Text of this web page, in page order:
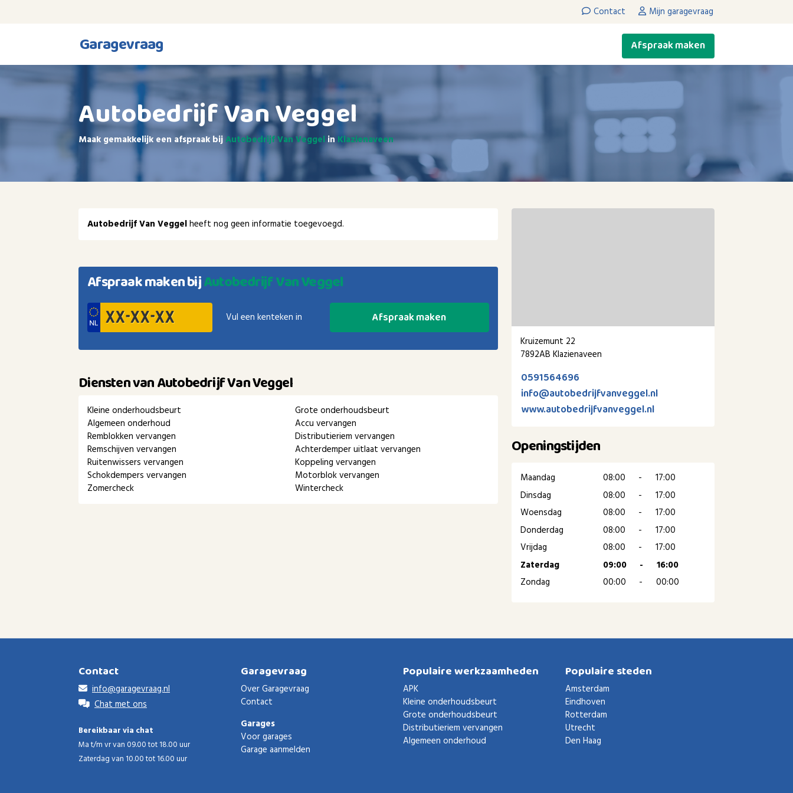
Contact Mijn garagevraag
Garagevraag Afspraak maken
Autobedrijf Van Veggel
Maak gemakkelijk een afspraak bijAutobedrijf Van Veggel in Klazienaveen
Autobedrijf Van Veggelheeft nog geen informatie toegevoegd.
Afspraak maken bijAutobedrijf Van Veggel
Vul een kenteken in Afspraak maken
Diensten van Autobedrijf Van Veggel
Kleine onderhoudsbeurt
Grote onderhoudsbeurt
Algemeen onderhoud
Accu vervangen
Remblokken vervangen
Distributieriem vervangen
Remschijven vervangen
Achterdemper uitlaat vervangen
Ruitenwissers vervangen
Koppeling vervangen
Schokdempers vervangen
Motorblok vervangen
Zomercheck
Wintercheck
Kruizemunt 22
7892AB Klazienaveen
0591564696
info@autobedrijfvanveggel.nl
www.autobedrijfvanveggel.nl
Openingstijden
Maandag 08:00 -
17:00
Dinsdag
08:00 -
17:00
Woensdag
08:00 -
17:00
Donderdag
08:00 -
17:00
Vrijdag
08:00 -
17:00
Zaterdag
09:00 -
16:00
Zondag
00:00 - 00:00
Contact
info@garagevraag.nl
Chat met ons
Bereikbaar via chat
Ma t/m vr van 09.00 tot 18.00 uur
Zaterdag van 10.00 tot 16.00 uur
Garagevraag
Over Garagevraag
Contact
Garages
Voor garages
Garage aanmelden
Populaire werkzaamheden
APK
Kleine onderhoudsbeurt
Grote onderhoudsbeurt
Distributieriem vervangen
Algemeen onderhoud
Populaire steden
Amsterdam
Eindhoven
Rotterdam
Utrecht
Den Haag